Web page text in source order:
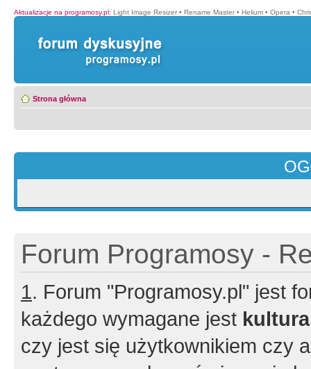
Aktualizacje na programosy.pl: Light Image Resizer • Rename Master • Helium • Opera •
Strona główna
Forum Programosy -
1. Forum "Programosy.pl" jest
każdego wymagane jest
czy jest się użytkownikiem czy